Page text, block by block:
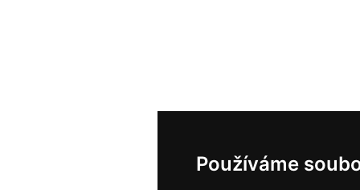
Používáme